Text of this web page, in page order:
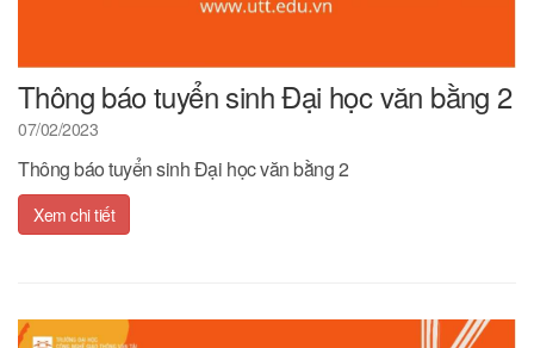
Thông báo tuyển sinh Đại học văn bằng 2
07/02/2023
Thông báo tuyển sinh Đại học văn bằng 2
Xem chi tiết